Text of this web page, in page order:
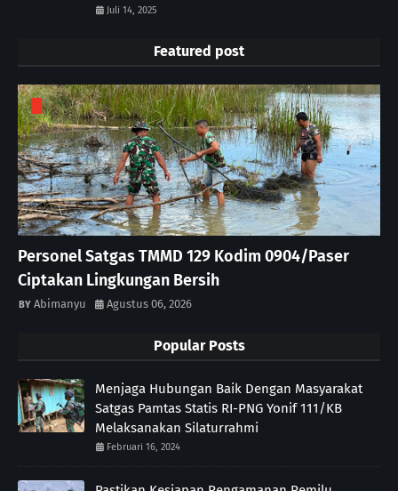
Juli 14, 2025
Featured post
Personel Satgas TMMD 129 Kodim 0904/Paser
Ciptakan Lingkungan Bersih
Abimanyu Agustus 06, 2026
Popular Posts
Menjaga Hubungan Baik Dengan Masyarakat
Satgas Pamtas Statis RI-PNG Yonif 111/KB
Melaksanakan Silaturrahmi
Februari 16, 2024